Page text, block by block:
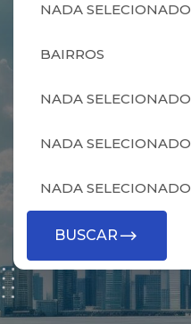
NADA SELECIONADO
BAIRROS
NADA SELECIONADO
NADA SELECIONADO
NADA SELECIONADO
BUSCAR